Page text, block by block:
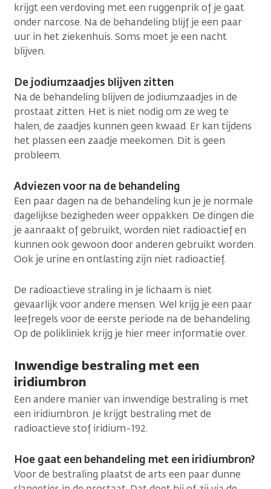
krijgt een verdoving met een ruggenprik of je gaat
onder narcose. Na de behandeling blijf je een paar
uur in het ziekenhuis. Soms moet je een nacht
blijven.
De jodiumzaadjes blijven zitten
Na de behandeling blijven de jodiumzaadjes in de
prostaat zitten. Het is niet nodig om ze weg te
halen, de zaadjes kunnen geen kwaad. Er kan tijdens
het plassen een zaadje meekomen. Dit is geen
probleem.
Adviezen voor na de behandeling
Een paar dagen na de behandeling kun je je normale
dagelijkse bezigheden weer oppakken. De dingen die
je aanraakt of gebruikt, worden niet radioactief en
kunnen ook gewoon door anderen gebruikt worden.
Ook je urine en ontlasting zijn niet radioactief.
De radioactieve straling in je lichaam is niet
gevaarlijk voor andere mensen. Wel krijg je een paar
leefregels voor de eerste periode na de behandeling.
Op de polikliniek krijg je hier meer informatie over.
Inwendige bestraling met een
iridiumbron
Een andere manier van inwendige bestraling is met
een iridiumbron. Je krijgt bestraling met de
radioactieve stof iridium-192.
Hoe gaat een behandeling met een iridiumbron?
Voor de bestraling plaatst de arts een paar dunne